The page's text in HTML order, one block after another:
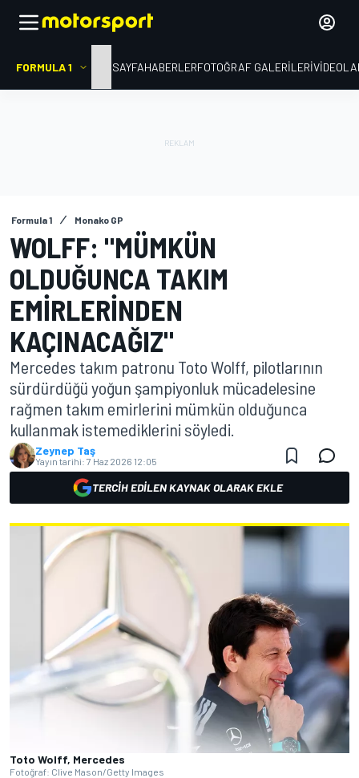
FORMULA 1 ANA SAYFAHABERLERFOTOĞRAF GALERILERI
Formula 1 Monako GP
WOLFF: "MÜMKÜN
OLDUĞUNCA TAKIM
EMIRLERINDEN
KAÇINACAĞIZ"
Mercedes takım patronu Toto Wolff, pilotlarının
sürdürdüğü yoğun şampiyonluk mücadelesine
rağmen takım emirlerini mümkün olduğunca
kullanmak istemediklerini söyledi.
Zeynep Taş
Yayın tarihi: 7 Haz 2026 12:05
TERCIH EDILEN KAYNAK OLARAK EKLE
Toto Wolff, Mercedes
Fotoğraf: Clive Mason/Getty Images